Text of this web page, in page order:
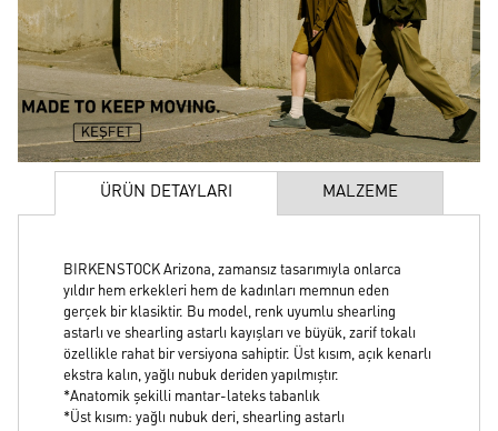
ÜRÜN DETAYLARI MALZEME
BIRKENSTOCK Arizona, zamansız tasarımıyla onlarca
yıldır hem erkekleri hem de kadınları memnun eden
gerçek bir klasiktir. Bu model, renk uyumlu shearling
astarlı ve shearling astarlı kayışları ve büyük, zarif tokalı
özellikle rahat bir versiyona sahiptir. Üst kısım, açık kenarlı
ekstra kalın, yağlı nubuk deriden yapılmıştır.
*Anatomik şekilli mantar-lateks tabanlık
*Üst kısım: yağlı nubuk deri, shearling astarlı